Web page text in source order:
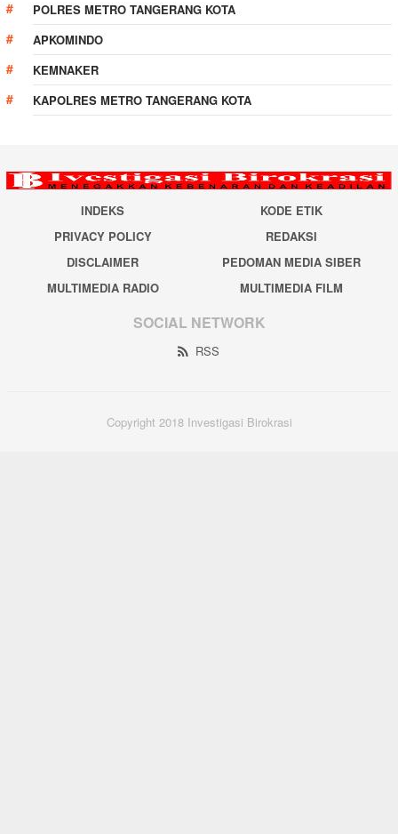
POLRES METRO TANGERANG KOTA
APKOMINDO
KEMNAKER
KAPOLRES METRO TANGERANG KOTA
INDEKS
KODE ETIK
PRIVACY POLICY
REDAKSI
DISCLAIMER
PEDOMAN MEDIA SIBER
MULTIMEDIA RADIO
MULTIMEDIA FILM
SOCIAL NETWORK
RSS
Copyright 2018 Investigasi Birokrasi